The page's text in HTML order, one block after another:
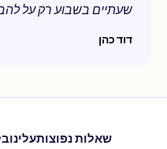
שעתיים בשבוע רק על
דוד כהן
שאלות נפוצותעלינו